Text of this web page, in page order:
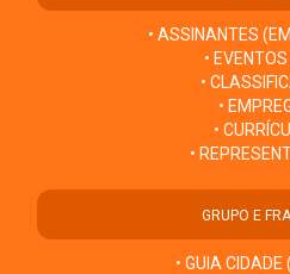
• ASSINANTES
•
•
•
•
•
GRUPO E
• GUIA